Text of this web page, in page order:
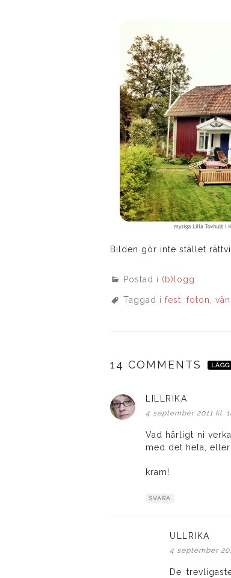
Bilden gör inte stället
Postad i (b)logg
Taggad ifest,foton,
14 COMMENTS
LILLRIKA
4 september 2011 kl.
Vad härligt ni
med det hela,
kram!
SVARA
ULLRIKA
4 september
De